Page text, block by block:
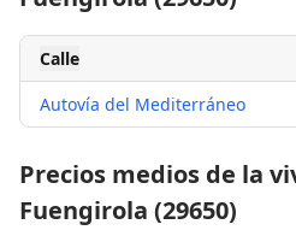
Calle
Autovía del Mediterráneo
Precios medios de la
Fuengirola (29650)